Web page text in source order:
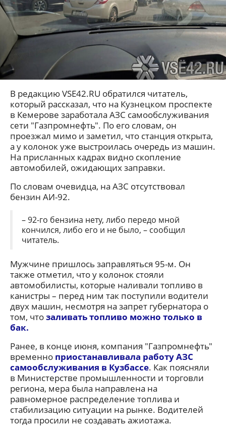
В редакцию VSE42.RU обратился читатель,
который рассказал, что на Кузнецком проспекте
в Кемерове заработала АЗС самообслуживания
сети "Газпромнефть". По его словам, он
проезжал мимо и заметил, что станция открыта,
а у колонок уже выстроилась очередь из машин.
На присланных кадрах видно скопление
автомобилей, ожидающих заправки.
По словам очевидца, на АЗС отсутствовал
бензин АИ-92.
– 92-го бензина нету, либо передо мной
кончился, либо его и не было, – сообщил
читатель.
Мужчине пришлось заправляться 95-м. Он
также отметил, что у колонок стояли
автомобилисты, которые наливали топливо в
канистры – перед ним так поступили водители
двух машин, несмотря на запрет губернатора о
том, чтозаливать топливо можно только в
бак.
Ранее, в конце июня, компания "Газпромнефть"
временно приостанавливала работу АЗС
самообслуживания в Кузбассе. Как поясняли
в Министерстве промышленности и торговли
региона, мера была направлена на
равномерное распределение топлива и
стабилизацию ситуации на рынке. Водителей
тогда просили не создавать ажиотажа.